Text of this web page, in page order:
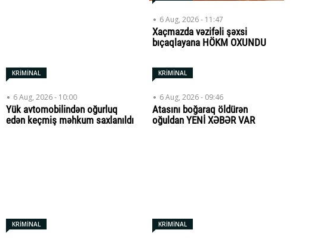
6 Aug, 2026 - 11:47
Xaçmazda vəzifəli şəxsi
bıçaqlayana HÖKM OXUNDU
KRİMİNAL
6 Aug, 2026 - 10:00
Yük avtomobilindən oğurluq
edən keçmiş məhkum saxlanıldı
KRİMİNAL
6 Aug, 2026 - 09:46
Atasını boğaraq öldürən
oğuldan YENİ XƏBƏR VAR
KRİMİNAL KRİMİNAL